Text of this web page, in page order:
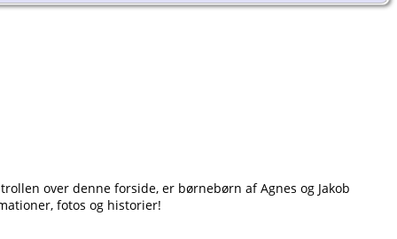
over denne forside, er børnebørn af Agnes og Jakob
fotos og historier!